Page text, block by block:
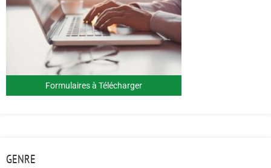
Formulaires à Télécharger
GENRE